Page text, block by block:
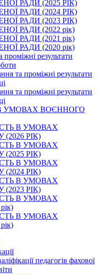
РАДИ (2025 РІК)
РАДИ (2024 РІК)
РАДИ (2023 РІК)
РАДИ (2022 рік)
РАДИ (2021 рік)
РАДИ (2020 рік)
результати
та проміжні результати
та проміжні результати
УМОВАХ ВОЄННОГО
В УМОВАХ
РІК)
В УМОВАХ
РІК)
В УМОВАХ
РІК)
В УМОВАХ
РІК)
В УМОВАХ
В УМОВАХ
педагогів фахової